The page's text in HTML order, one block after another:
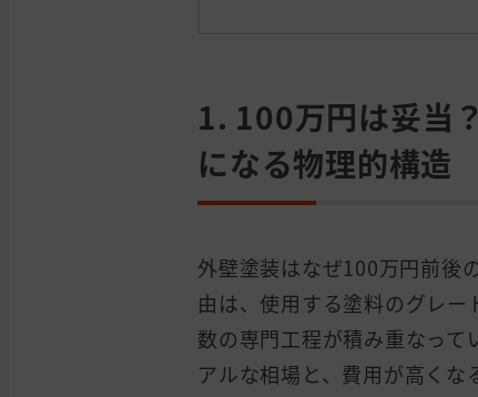
1. 100万円は妥当
になる物理的構造
外壁塗装はなぜ100万円前後
由は、使用する塗料のグレ
数の専門工程が積み重なって
アルな相場と、費用が高くな